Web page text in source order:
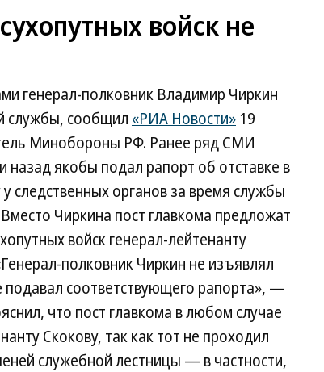
войск не
генерал-полковник Владимир Чиркин
службы, сообщил «РИА Новости» 19
Минобороны РФ. Ранее ряд СМИ
якобы подал рапорт об отставке в
следственных органов за время службы
Чиркина пост главкома предложат
войск генерал-лейтенанту
полковник Чиркин не изъявлял
соответствующего рапорта», —
что пост главкома в любом случае
Скокову, так как тот не проходил
служебной лестницы — в частности,